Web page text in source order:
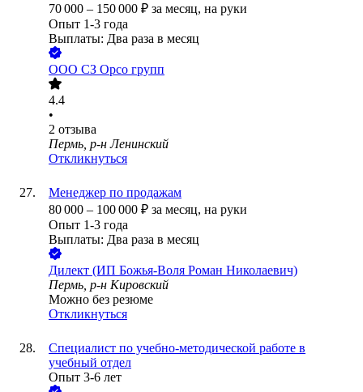
70 000 – 150 000 ₽ за месяц, на руки
Опыт 1-3 года
Выплаты: Два раза в месяц
ООО СЗ Орсо групп
4.4
•
2 отзыва
Пермь, р-н Ленинский
Откликнуться
Менеджер по продажам
80 000 – 100 000 ₽ за месяц, на руки
Опыт 1-3 года
Выплаты: Два раза в месяц
Дилект (ИП Божья-Воля Роман Николаевич)
Пермь, р-н Кировский
Можно без резюме
Откликнуться
Специалист по учебно-методической работе в
учебный отдел
Опыт 3-6 лет